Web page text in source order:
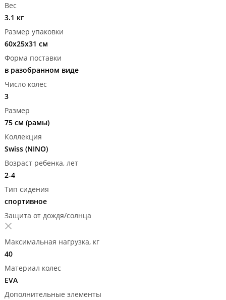
Вес
3.1 кг
Размер упаковки
60x25x31 см
Форма поставки
в разобранном виде
Число колес
3
Размер
75 см (рамы)
Коллекция
Swiss (NINO)
Возраст ребенка, лет
2-4
Тип сидения
спортивное
Защита от дождя/солнца
Максимальная нагрузка, кг
40
Материал колес
EVA
Дополнительные элементы